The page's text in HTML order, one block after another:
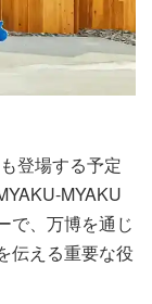
登場する予定
MYAKU
で、万博を通じ
伝える重要な役